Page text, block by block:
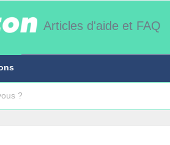
Articles d'aide et FAQ